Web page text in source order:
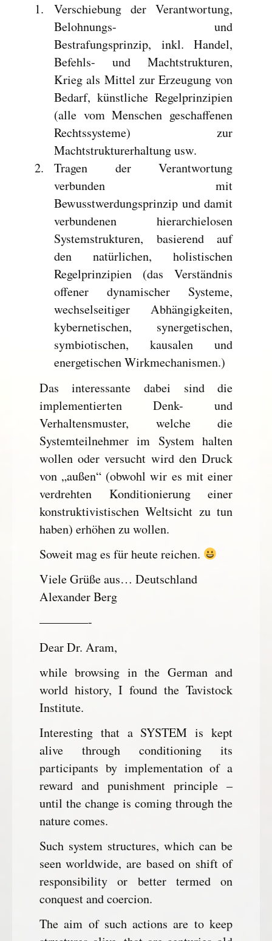
Verschiebung der Verantwortung,
Belohnungs- und
Bestrafungsprinzip, inkl. Handel,
Befehls- und Machtstrukturen,
Krieg als Mittel zur Erzeugung von
Bedarf, künstliche Regelprinzipien
(alle vom Menschen geschaffenen
Rechtssysteme) zur
Machtstrukturerhaltung usw.
Tragen der Verantwortung
verbunden mit
Bewusstwerdungsprinzip und damit
verbundenen hierarchielosen
Systemstrukturen, basierend auf
den natürlichen, holistischen
Regelprinzipien (das Verständnis
offener dynamischer Systeme,
wechselseitiger Abhängigkeiten,
kybernetischen, synergetischen,
symbiotischen, kausalen und
energetischen Wirkmechanismen.)
Das interessante dabei sind die
implementierten Denk- und
Verhaltensmuster, welche die
Systemteilnehmer im System halten
wollen oder versucht wird den Druck
von „außen“ (obwohl wir es mit einer
verdrehten Konditionierung einer
konstruktivistischen Weltsicht zu tun
haben) erhöhen zu wollen.
Soweit mag es für heute reichen.
Viele Grüße aus… Deutschland
Alexander Berg
————-
Dear Dr. Aram,
while browsing in the German and
world history, I found the Tavistock
Institute.
Interesting that a SYSTEM is kept
alive through conditioning its
participants by implementation of a
reward and punishment principle –
until the change is coming through the
nature comes.
Such system structures, which can be
seen worldwide, are based on shift of
responsibility or better termed on
conquest and coercion.
The aim of such actions are to keep